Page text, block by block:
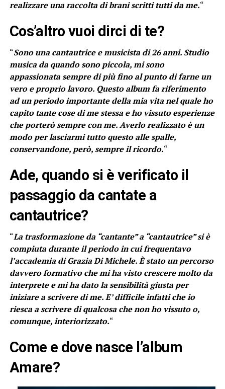
realizzare una raccolta di brani scritti tutti da me.“
Cos’altro vuoi dirci di te?
“Sono una cantautrice e musicista di 26 anni. Studio
musica da quando sono piccola, mi sono
appassionata sempre di più fino al punto di farne un
vero e proprio lavoro. Questo album fa riferimento
ad un periodo importante della mia vita nel quale ho
capito tante cose di me stessa e ho vissuto esperienze
che porterò sempre con me. Averlo realizzato è un
modo per lasciarmi tutto questo alle spalle,
conservandone, però, sempre il ricordo.“
Ade, quando si è verificato il
passaggio da cantate a
cantautrice?
“La trasformazione da “cantante” a “cantautrice” si è
compiuta durante il periodo in cui frequentavo
l’accademia di Grazia Di Michele. È stato un percorso
davvero formativo che mi ha visto crescere molto da
interprete e mi ha dato la sensibilità giusta per
iniziare a scrivere di me. E’ difficile infatti che io
riesca a scrivere di qualcosa che non ho vissuto o,
comunque, interiorizzato.“
Come e dove nasce l’album
Amare?